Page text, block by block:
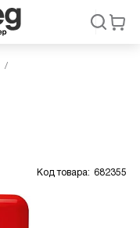
Код товара: 682355